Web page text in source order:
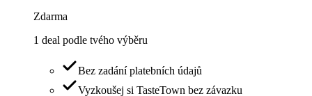
Zdarma
1 deal podle tvého výběru
Bez zadání platebních údajů
Vyzkoušej si TasteTown bez závazku